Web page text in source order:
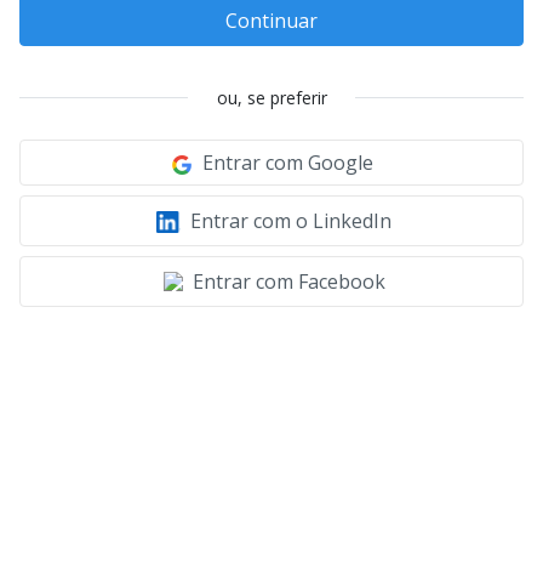
Continuar
ou, se preferir
Entrar com Google
Entrar com o LinkedIn
Entrar com Facebook